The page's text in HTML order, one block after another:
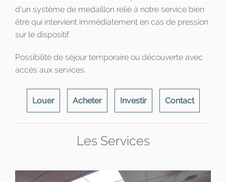
d'un système de medaillon relié à notre service bien
être qui intervient immédiatement en cas de pression
sur le dispositif.
Possibilité de séjour temporaire ou découverte avec
accès aux services.
Louer Acheter Investir Contact
Les Services